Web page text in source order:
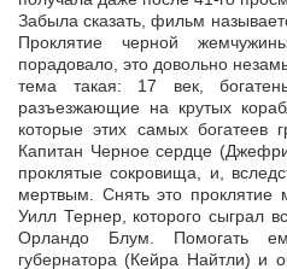
Забыла сказать, фильм
Проклятие черной
порадовало, это довольно
тема такая: 17 век,
разъезжающие на крутых
которые этих самых богатеев
Капитан Черное сердце
проклятые сокровища, и,
мертвым. Снять это проклятие
Уилл Тернер, которого сыграл
Орландо Блум. Помогать
губернатора (Кейра Найтли) и